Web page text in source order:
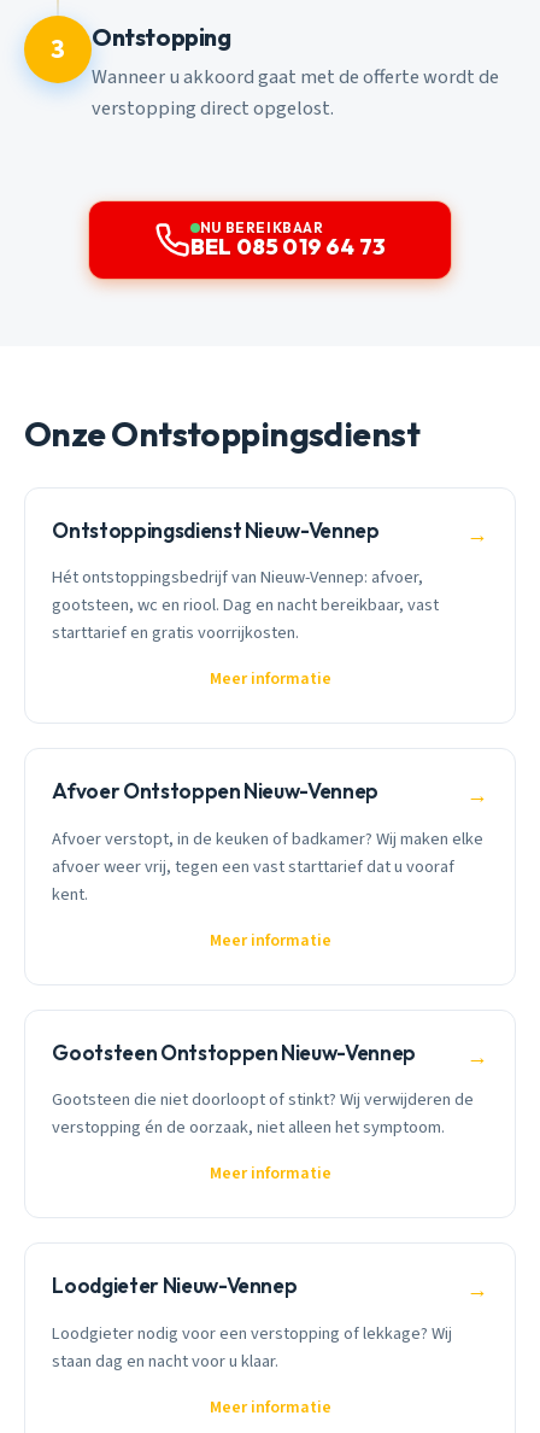
3 Ontstopping
Wanneer u akkoord gaat met de offerte wordt de
verstopping direct opgelost.
NU BEREIKBAAR
BEL 085 019 64 73
Onze Ontstoppingsdienst
Ontstoppingsdienst Nieuw-Vennep →
Hét ontstoppingsbedrijf van Nieuw-Vennep: afvoer,
gootsteen, wc en riool. Dag en nacht bereikbaar, vast
starttarief en gratis voorrijkosten.
Meer informatie
Afvoer Ontstoppen Nieuw-Vennep →
Afvoer verstopt, in de keuken of badkamer? Wij maken elke
afvoer weer vrij, tegen een vast starttarief dat u vooraf
kent.
Meer informatie
Gootsteen Ontstoppen Nieuw-Vennep →
Gootsteen die niet doorloopt of stinkt? Wij verwijderen de
verstopping én de oorzaak, niet alleen het symptoom.
Meer informatie
Loodgieter Nieuw-Vennep →
Loodgieter nodig voor een verstopping of lekkage? Wij
staan dag en nacht voor u klaar.
Meer informatie